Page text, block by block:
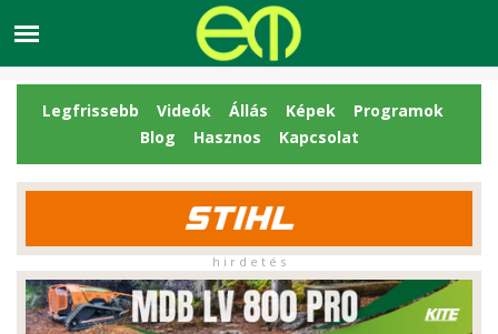
Legfrissebb Videók Állás Képek
Programok
Blog
Hasznos Kapcsolat
h i r d e t é s